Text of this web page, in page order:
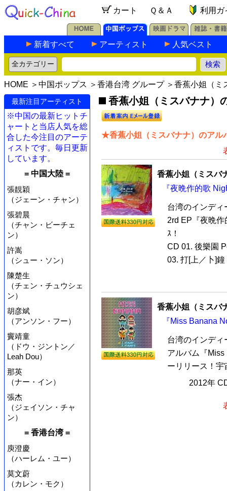
カート Ｑ＆Ａ 利用ガ
新着すべて アーティスト 人気ベスト
HOME ＞ 中国ポップス ＞ 香港台湾 グループ＞香蕉小姐（ミ
最新注目アーティスト
※中国の最新ヒットチ
ャートと当店人気を総
合した今注目のアーテ
ィストです。毎日更新
しています。
= 中国大陸 =
張靚穎
（ジェーン・チャン）
張碧晨
（チャン・ビーチェ
ン）
許嵩
（シュー・ソン）
陳楚生
（チェン・チュウシェ
ン）
胡彦斌
（アンソン・フー）
竇靖童
（ドウ・ジントン／
Leah Dou）
那英
（ナー・イン）
張杰
（ジェイソン・チャ
ン）
= 香港台湾 =
庾澄慶
（ハーレム・ユー）
莫文蔚
（カレン・モク）
香蕉小姐（ミスバナナ）
★香蕉小姐（ミスバナナ）のアル
香蕉小姐（ミスバ
『夜晩作的歌
台湾のインデ
2rd EP『夜晩
ｽ！
CD 01. 後樂園
03. 打[上／卜]
香蕉小姐（ミスバ
『Miss Banana
台湾のインディ
アルバム『
ーリリース！宇
2012年